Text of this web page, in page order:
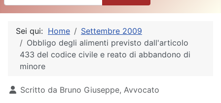
Sei qui: Home
Settembre 2009
Obbligo degli alimenti previsto dall'articolo
433 del codice civile e reato di abbandono di
minore
Dettagli
Scritto da Bruno Giuseppe, Avvocato